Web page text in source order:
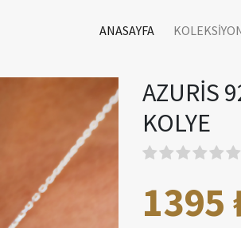
ANASAYFA
AZURİS
KOLYE
1395